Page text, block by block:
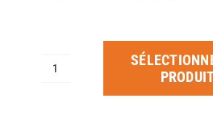
quantité